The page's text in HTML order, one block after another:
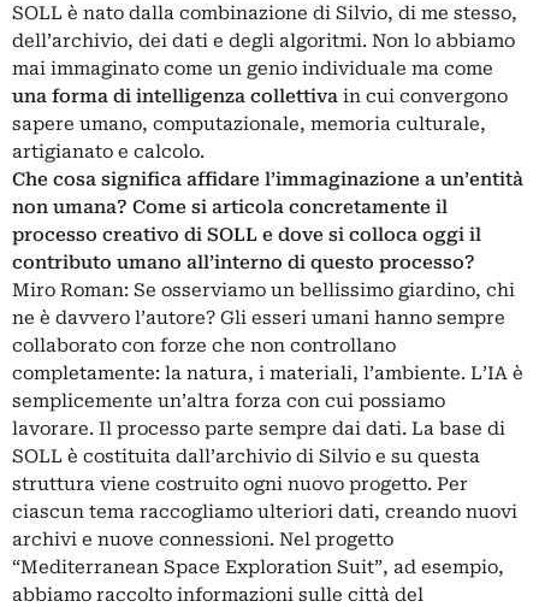
SOLL è nato dalla combinazione di Silvio, di me stesso,
dell’archivio, dei dati e degli algoritmi. Non lo abbiamo
mai immaginato come un genio individuale ma come
una forma di intelligenza collettiva in cui convergono
sapere umano, computazionale, memoria culturale,
artigianato e calcolo.
Che cosa significa affidare l’immaginazione a un’entità
non umana? Come si articola concretamente il
processo creativo di SOLL e dove si colloca oggi il
contributo umano all’interno di questo processo?
Miro Roman: Se osserviamo un bellissimo giardino, chi
ne è davvero l’autore? Gli esseri umani hanno sempre
collaborato con forze che non controllano
completamente: la natura, i materiali, l’ambiente. L’IA è
semplicemente un’altra forza con cui possiamo
lavorare. Il processo parte sempre dai dati. La base di
SOLL è costituita dall’archivio di Silvio e su questa
struttura viene costruito ogni nuovo progetto. Per
ciascun tema raccogliamo ulteriori dati, creando nuovi
archivi e nuove connessioni. Nel progetto
“Mediterranean Space Exploration Suit”, ad esempio,
abbiamo raccolto informazioni sulle città del